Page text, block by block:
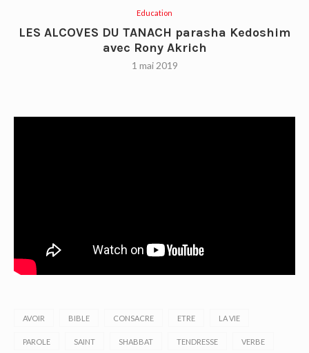
Education
LES ALCOVES DU TANACH parasha Kedoshim
avec Rony Akrich
1 mai 2019
AVOIR BIBLE CONSACRE ETRE LA VIE
PAROLE SAINT SHABBAT TENDRESSE VERBE